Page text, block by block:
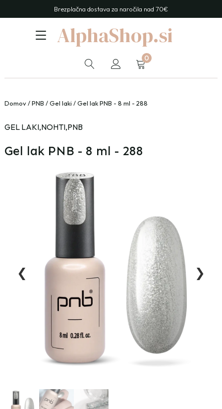
Brezplačna dostava za naročila nad 70€
AlphaShop.si
0
Domov/PNB /Gel laki / Gel lak PNB - 8 ml - 288
GEL LAKI,NOHTI,PNB
Gel lak PNB - 8 ml - 288
❮ ❯